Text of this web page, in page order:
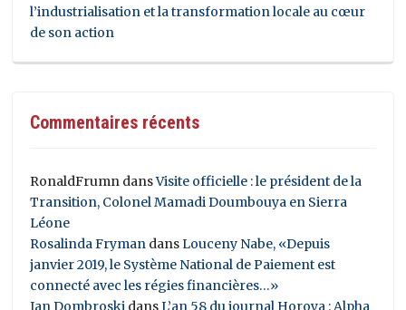
l’industrialisation et la transformation locale au cœur
de son action
Commentaires récents
RonaldFrumn dansVisite officielle : le président de la
Transition, Colonel Mamadi Doumbouya en Sierra
Léone
Rosalinda Fryman dansLouceny Nabe, «Depuis
janvier 2019, le Système National de Paiement est
connecté avec les régies financières…»
Ian Dombroski dansL’an 58 du journal Horoya : Alpha